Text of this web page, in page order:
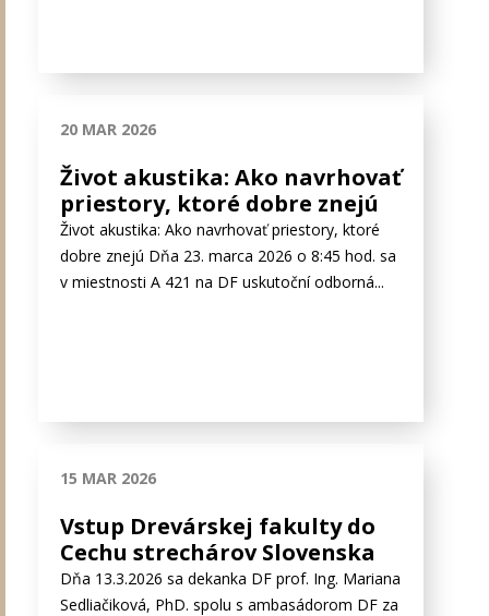
20 MAR 2026
Život akustika: Ako navrhovať
priestory, ktoré dobre znejú
Život akustika: Ako navrhovať priestory, ktoré
dobre znejú Dňa 23. marca 2026 o 8:45 hod. sa
v miestnosti A 421 na DF uskutoční odborná...
15 MAR 2026
Vstup Drevárskej fakulty do
Cechu strechárov Slovenska
Dňa 13.3.2026 sa dekanka DF prof. Ing. Mariana
Sedliačiková, PhD. spolu s ambasádorom DF za